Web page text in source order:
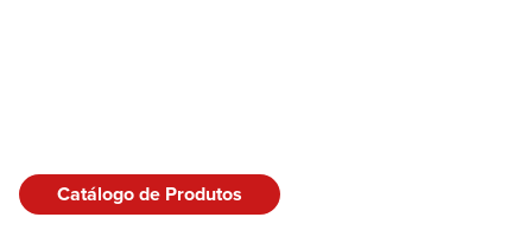
Catálogo de Produtos